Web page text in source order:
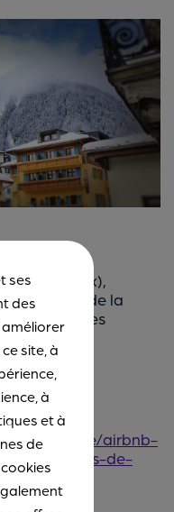
les plus
Bordeaux),
de la
de vacances
voyage/airbnb-
hospitalieres-de-
ses
des
site, à
à
et à
de